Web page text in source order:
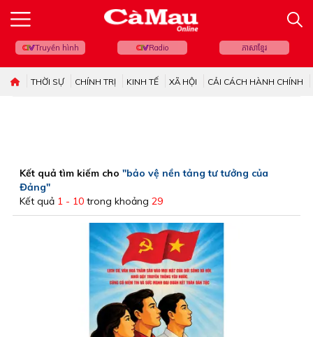
Truyền hình Radio ភាសាខ្មែរ
THỜI SỰ CHÍNH TRỊ KINH TẾ XÃ HỘI CẢI CÁCH HÀNH CHÍNH
Kết quả tìm kiếm cho "bảo vệ nền tảng tư tưởng của
Đảng"
Kết quả 1 - 10 trong khoảng 29